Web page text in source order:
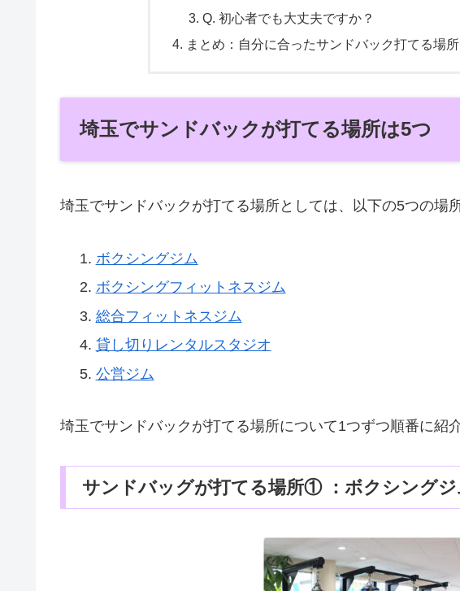
Q. 初心者でも大丈夫ですか？
まとめ：自分に合ったサンドバック打てる場
埼玉でサンドバックが打てる場所は5つ
埼玉でサンドバックが打てる場所としては、以下の5つの場
ボクシングジム
ボクシングフィットネスジム
総合フィットネスジム
貸し切りレンタルスタジオ
公営ジム
埼玉でサンドバックが打てる場所について1つずつ順番に紹
サンドバッグが打てる場所① ：ボクシングジ